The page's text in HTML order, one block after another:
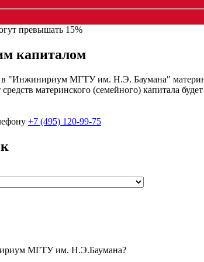
превышать 15%
капиталом
"Инжинириум МГТУ им. Н.Э. Баумана"
материнского (семейного) капитала
+7 (495) 120-99-75
МГТУ им. Н.Э.Баумана?